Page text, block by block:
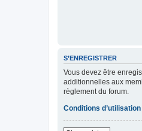
S’ENREGISTRER
Vous devez être
additionnelles aux
règlement du forum.
Conditions d’utilisation